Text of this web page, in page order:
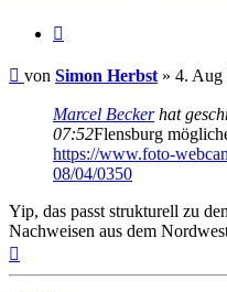
Beitrag
von Simon Herbst » 4. Aug
Marcel Beckerhat
07:52Flensburg
https://www.foto-
08/04/0350
Yip, das passt strukturell zu
Nachweisen aus dem